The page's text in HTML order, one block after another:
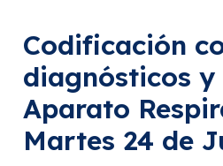
Codificación
diagnósticos
Aparato
Martes 24 de